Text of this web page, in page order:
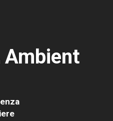
Ambient